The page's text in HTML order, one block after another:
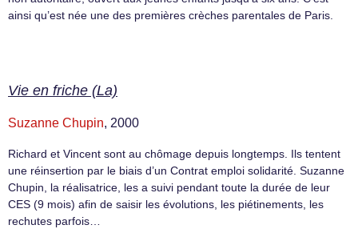
ainsi qu’est née une des premières crèches parentales de Paris.
Vie en friche (La)
Suzanne Chupin, 2000
Richard et Vincent sont au chômage depuis longtemps. Ils tentent
une réinsertion par le biais d’un Contrat emploi solidarité. Suzanne
Chupin, la réalisatrice, les a suivi pendant toute la durée de leur
CES (9 mois) afin de saisir les évolutions, les piétinements, les
rechutes parfois…